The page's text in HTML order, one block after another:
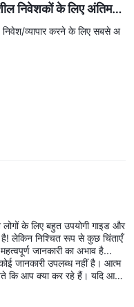
निवेशकों के लिए अंतिम
व्यापार करने के लिए सबसे अ
के लिए बहुत उपयोगी गाइड और
है! लेकिन निश्चित रूप से कुछ चिंताएँ
जानकारी का अभाव है...
जानकारी उपलब्ध नहीं है। आत्म
कि आप क्या कर रहे हैं। यदि आप
अवगत रहें और सावधानी से आगे ब